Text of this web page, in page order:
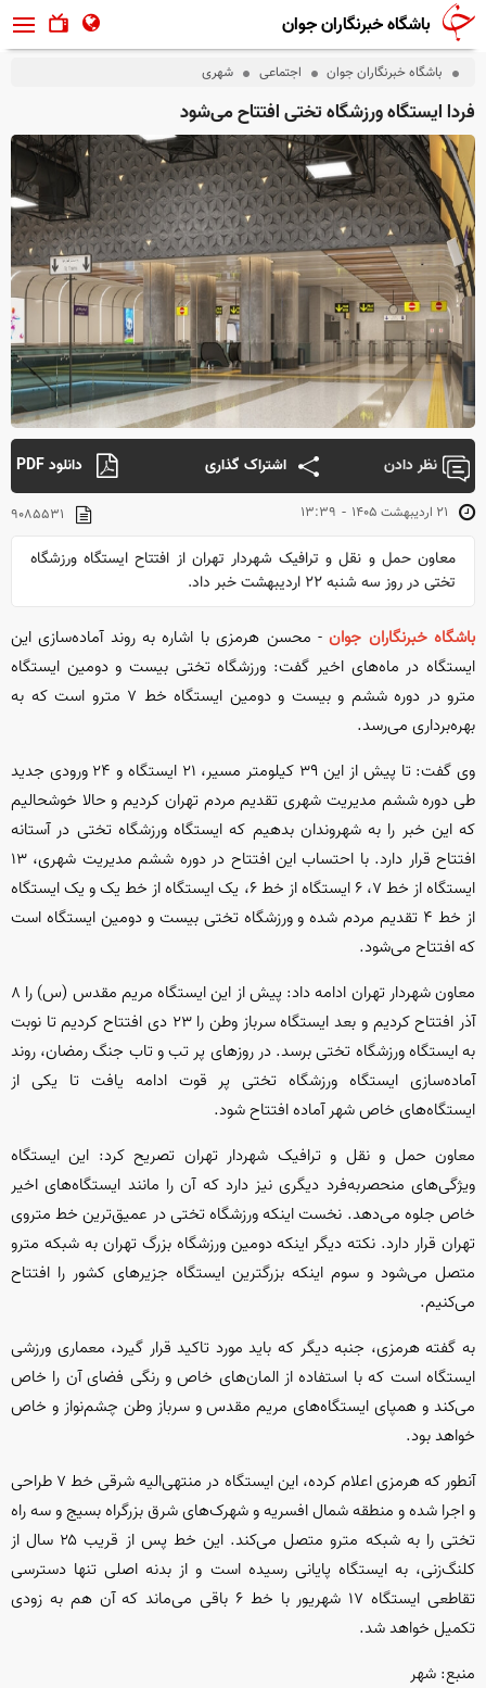
باشگاه خبرنگاران جوان
باشگاه خبرنگاران جوان اجتماعی شهری
فردا ایستگاه ورزشگاه تختی افتتاح می‌شود
نظر دادن اشتراک گذاری دانلود PDF
۱۳:۳۹ - ۲۱ ارديبهشت ۱۴۰۵ ۹۰۸۵۵۳۱
معاون حمل و نقل و ترافیک شهردار تهران از افتتاح ایستگاه ورزشگاه
تختی در روز سه شنبه ۲۲ اردیبهشت خبر داد.
باشگاه خبرنگاران جوان- محسن هرمزی با اشاره به روند آماده‌سازی این
ایستگاه در ماه‌های اخیر گفت: ورزشگاه تختی بیست و دومین ایستگاه
مترو در دوره ششم و بیست و دومین ایستگاه خط ۷ مترو است که به
بهره‌برداری می‌رسد.
وی گفت: تا پیش از این ۳۹ کیلومتر مسیر، ۲۱ ایستگاه و ۲۴ ورودی جدید
طی دوره ششم مدیریت شهری تقدیم مردم تهران کردیم و حالا خوشحالیم
که این خبر را به شهروندان بدهیم که ایستگاه ورزشگاه تختی در آستانه
افتتاح قرار دارد. با احتساب این افتتاح در دوره ششم مدیریت شهری، ۱۳
ایستگاه از خط ۷، ۶ ایستگاه از خط ۶، یک ایستگاه از خط یک و یک ایستگاه
از خط ۴ تقدیم مردم شده و ورزشگاه تختی بیست و دومین ایستگاه است
که افتتاح می‌شود.
معاون شهردار تهران ادامه داد: پیش از این ایستگاه مریم مقدس (س) را ۸
آذر افتتاح کردیم و بعد ایستگاه سرباز وطن را ۲۳ دی افتتاح کردیم تا نوبت
به ایستگاه ورزشگاه تختی برسد. در روز‌های پر تب و تاب جنگ رمضان، روند
آماده‌سازی ایستگاه ورزشگاه تختی پر قوت ادامه یافت تا یکی از
ایستگاه‌های خاص شهر آماده افتتاح شود.
معاون حمل و نقل و ترافیک شهردار تهران تصریح کرد: این ایستگاه
ویژگی‌های منحصر‌به‌فرد دیگری نیز دارد که آن را مانند ایستگاه‌های اخیر
خاص جلوه می‌دهد. نخست اینکه ورزشگاه تختی در عمیق‌ترین خط متروی
تهران قرار دارد. نکته دیگر اینکه دومین ورزشگاه بزرگ تهران به شبکه مترو
متصل می‌شود و سوم اینکه بزرگترین ایستگاه جزیره‎ای کشور را افتتاح
می‌کنیم.
به گفته هرمزی، جنبه دیگر که باید مورد تاکید قرار گیرد، معماری ورزشی
ایستگاه است که با استفاده از المان‌های خاص و رنگی فضای آن را خاص
می‌کند و همپای ایستگاه‌های مریم مقدس و سرباز وطن چشم‌نواز و خاص
خواهد بود.
آنطور که هرمزی اعلام کرده، این ایستگاه در منتهی‌الیه شرقی خط ۷ طراحی
و اجرا شده و منطقه شمال افسریه و شهرک‌های شرق بزرگراه بسیج و سه راه
تختی را به شبکه مترو متصل می‌کند. این خط پس از قریب ۲۵ سال از
کلنگ‌زنی، به ایستگاه پایانی رسیده است و از بدنه اصلی تنها دسترسی
تقاطعی ایستگاه ۱۷ شهریور با خط ۶ باقی می‌ماند که آن هم به زودی
تکمیل خواهد شد.
منبع: شهر